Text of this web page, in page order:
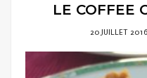
LE COFFEE
POSTED
20 JUILLET 2016